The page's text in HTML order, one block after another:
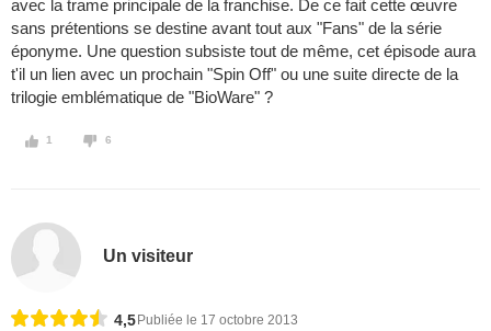
avec la trame principale de la franchise. De ce fait cette œuvre
sans prétentions se destine avant tout aux "Fans" de la série
éponyme. Une question subsiste tout de même, cet épisode aura
t'il un lien avec un prochain "Spin Off" ou une suite directe de la
trilogie emblématique de "BioWare" ?
1 6
Un visiteur
4,5 Publiée le 17 octobre 2013